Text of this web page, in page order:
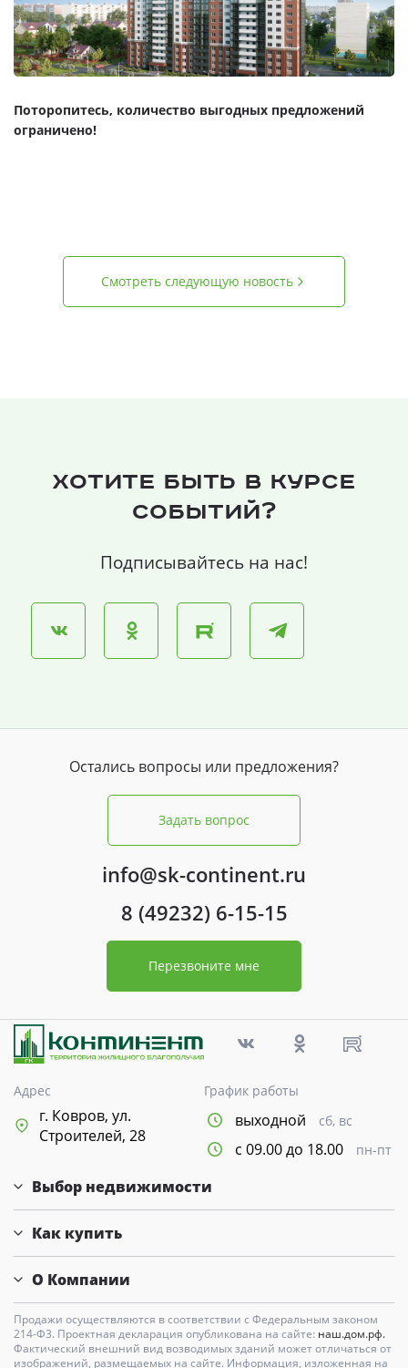
Поторопитесь, количество выгодных предложений
ограничено!
Смотреть следующую новость
Хотите быть в курсе
событий?
Подписывайтесь на нас!
Остались вопросы или предложения?
Задать вопрос
info@sk-continent.ru
8 (49232) 6-15-15
Перезвоните мне
Адрес
г. Ковров, ул.
Строителей, 28
График работы
выходной сб, вс
с 09.00 до 18.00 пн-пт
Выбор недвижимости
Как купить
О Компании
Продажи осуществляются в соответствии с Федеральным законом
214-Ф3. Проектная декларация опубликована на сайте: наш.дом.рф.
Фактический внешний вид возводимых зданий может отличаться от
изображений, размещаемых на сайте. Информация, изложенная на